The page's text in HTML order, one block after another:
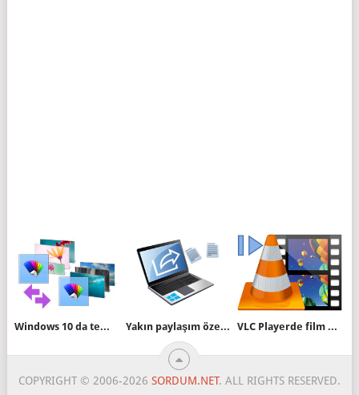
Windows 10 da temalar kısayolu nasıl oluşturulur Yakın paylaşım özelliği nedir nasıl kullanılır VLC Playerde film kaldığı yerden devam etsin
COPYRIGHT © 2006-2026 SORDUM.NET. ALL RIGHTS RESERVED.